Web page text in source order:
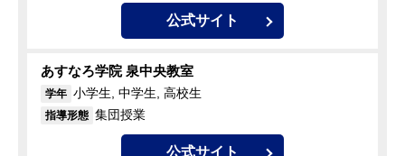
公式サイト
あすなろ学院 泉中央教室
学年 小学生, 中学生, 高校生
指導形態 集団授業
公式サイト